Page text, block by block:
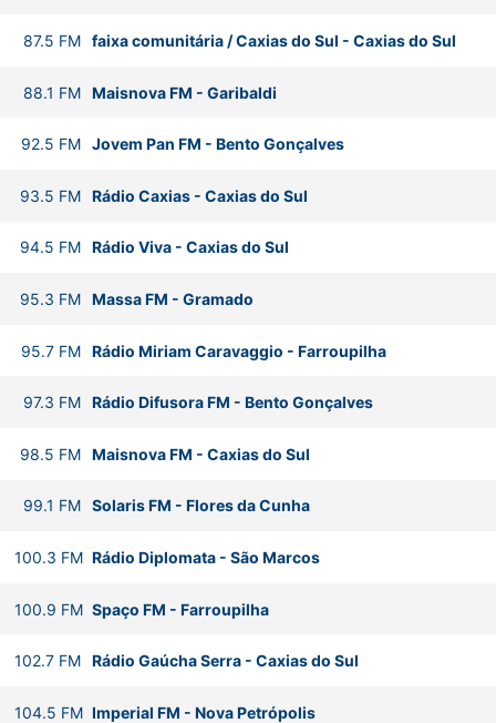
87.5 FM faixa comunitária / Caxias do Sul - Caxias do Sul
88.1 FM Maisnova FM - Garibaldi
92.5 FM Jovem Pan FM - Bento Gonçalves
93.5 FM Rádio Caxias- Caxias do Sul
94.5 FM Rádio Viva- Caxias do Sul
95.3 FM Massa FM - Gramado
95.7 FM Rádio Miriam Caravaggio - Farroupilha
97.3 FM Rádio Difusora FM - Bento Gonçalves
98.5 FM Maisnova FM - Caxias do Sul
99.1 FM Solaris FM - Flores da Cunha
100.3 FM Rádio Diplomata- São Marcos
100.9 FM Spaço FM - Farroupilha
102.7 FM Rádio Gaúcha Serra- Caxias do Sul
104.5 FM Imperial FM - Nova Petrópolis